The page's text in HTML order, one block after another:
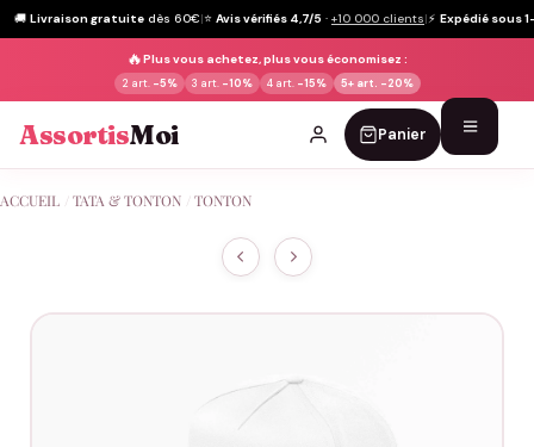
🚚 Livraison gratuite dès 60€|⭐ Avis vérifiés 4,7/5 · +10 000 clients|⚡ Expédié sous
🔥Plus vous achetez, plus vous économisez :
2 art. -5% 3 art. -10% 4 art. -15% 5+ art. -20%
AssortisMoi Panier
au
ACCUEIL TATA & TONTON TONTON